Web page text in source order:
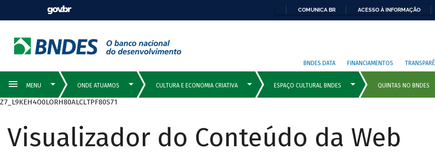
COMUNICA BR ACESSO À INFORMAÇÃO
BNDES DATA FINANCIAMENTOS
Z7_L9KEH4O0LORH80ALCLTPF80S71
Visualizador do Conteúdo da Web